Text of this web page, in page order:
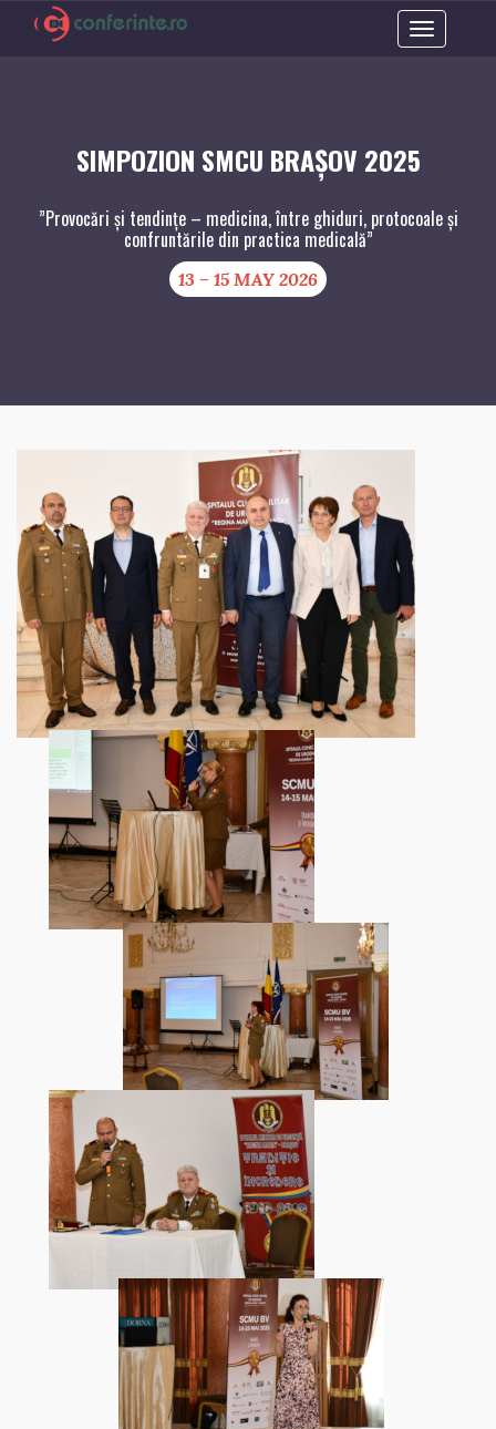
SIMPOZION SMCU BRAȘOV 2025
”Provocări și tendințe – medicina, între ghiduri, protocoale și
confruntările din practica medicală”
13 – 15 MAY 2026
Toggle
navigation